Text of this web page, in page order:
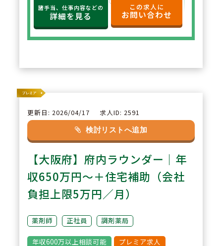
きる研修制度を導入しています。
また薬剤師学術大会の参加や発表
POINT 2
駅に直結しているので、雨の日で
も傘要らずで通勤が可能です。ク
リニック5診からの処方箋を中心
に、近隣に総合病院が多数あるの
プになる環境です。
諸手当、仕事内容などの
詳細を見る
この求人に
お問い合わせ
更新日: 2026/04/17 求人ID: 2591
検討リストへ追加
【大阪府】府内ラウンダー｜年
収650万円～＋住宅補助（会社
負担上限5万円／月）
薬剤師 正社員 調剤薬局
年収600万以上相談可能 プレミア求人